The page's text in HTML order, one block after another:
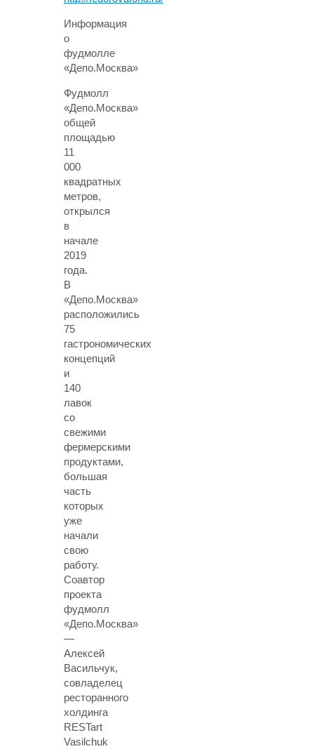
Информация
о
фудмолле
«Депо.Москва»
Фудмолл
«Депо.Москва»
общей
площадью
11
000
квадратных
метров,
открылся
в
начале
2019
года.
В
«Депо.Москва»
расположились
75
гастрономических
концепций
и
140
лавок
со
свежими
фермерскими
продуктами,
большая
часть
которых
уже
начали
свою
работу.
Соавтор
проекта
фудмолл
«Депо.Москва»
—
Алексей
Васильчук,
совладелец
ресторанного
холдинга
RESTart
Vasilchuk